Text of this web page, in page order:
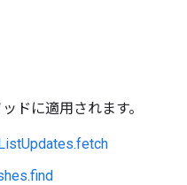
ドに適用されます。